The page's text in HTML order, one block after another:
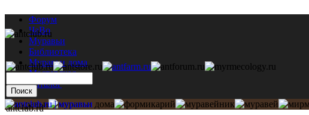
Форум
ЧаВо
Муравьи
Библиотека
Муравьи дома
Мастерская
Каталог
antclub.ru